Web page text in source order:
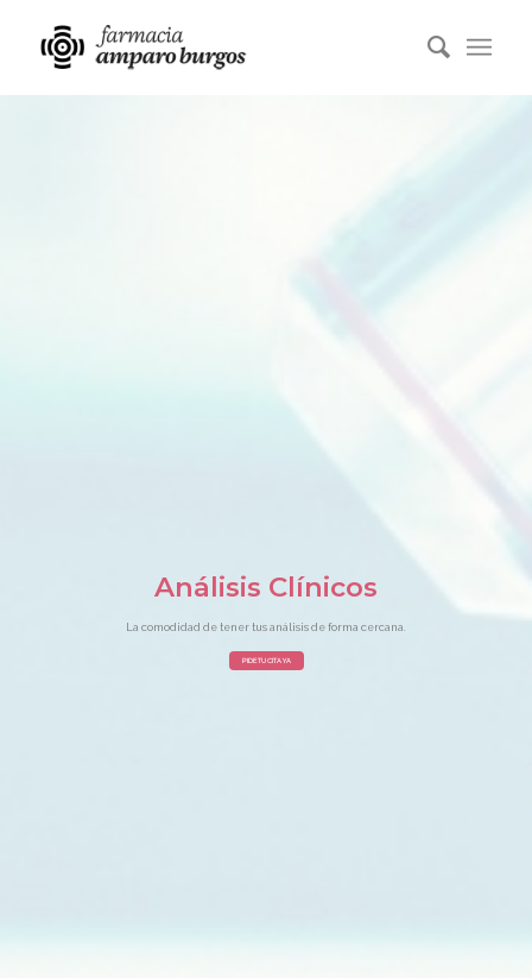
Análisis Clínicos
La comodidad de tener tus análisis de forma cercana.
PIDE TU CITA YA